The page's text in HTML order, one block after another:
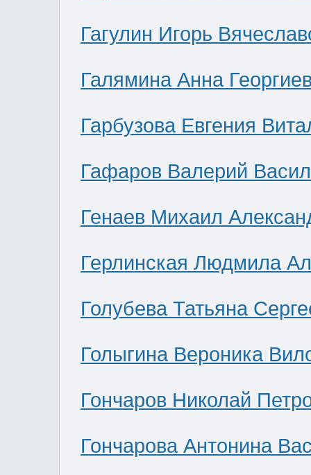
Гагулин Игорь
Галямина Анна
Гарбузова Евгения
Гафаров Валерий
Генаев Михаил
Герлинская Людмила
Голубева Татьяна
Голыгина Вероника
Гончаров Николай
Гончарова Антонина